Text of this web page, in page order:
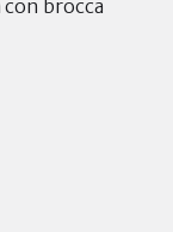
con brocca